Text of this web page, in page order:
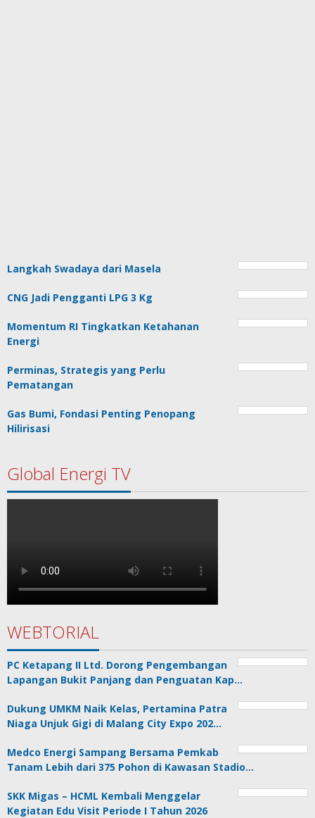
Langkah Swadaya dari Masela
CNG Jadi Pengganti LPG 3 Kg
Momentum RI Tingkatkan Ketahanan
Energi
Perminas, Strategis yang Perlu
Pematangan
Gas Bumi, Fondasi Penting Penopang
Hilirisasi
Global Energi TV
WEBTORIAL
PC Ketapang II Ltd. Dorong Pengembangan
Lapangan Bukit Panjang dan Penguatan Kap…
Dukung UMKM Naik Kelas, Pertamina Patra
Niaga Unjuk Gigi di Malang City Expo 202…
Medco Energi Sampang Bersama Pemkab
Tanam Lebih dari 375 Pohon di Kawasan Stadio…
SKK Migas – HCML Kembali Menggelar
Kegiatan Edu Visit Periode I Tahun 2026